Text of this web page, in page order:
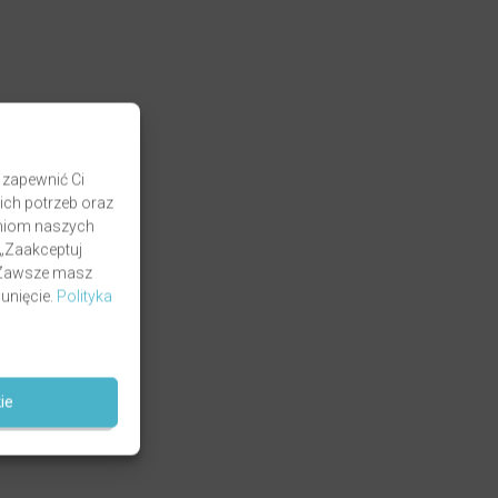
Ci
potrzeb oraz
naszych
masz
Polityka